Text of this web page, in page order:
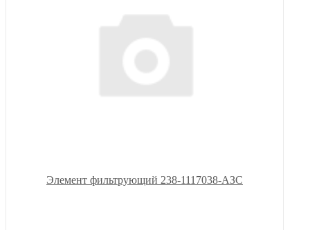
Элемент фильтрующий 238-1117038-АЗС